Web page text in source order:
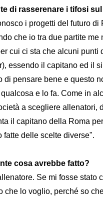
di rasserenare i tifosi
i progetti del futuro
che io tra due partite
cui ci sta che alcuni
essendo il capitano ed il
di pensare bene e questo
e lo fa. Come in
a scegliere allenatori,
il capitano della Roma
fatte delle scelte diverse".
cosa avrebbe fatto?
Se mi fosse stato
che lo voglio, perché so